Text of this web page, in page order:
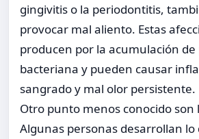
gingivitis o la periodontitis,
provocar mal aliento. Estas
producen por la acumulación de
bacteriana y pueden causar
sangrado y mal olor persistente.
Otro punto menos conocido son
Algunas personas desarrollan lo